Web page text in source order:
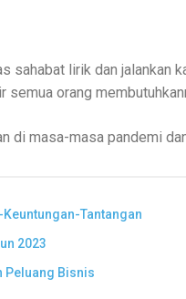
sahabat lirik dan jalankan
semua orang
di masa-masa pandemi
Tantangan
2023
Peluang Bisnis